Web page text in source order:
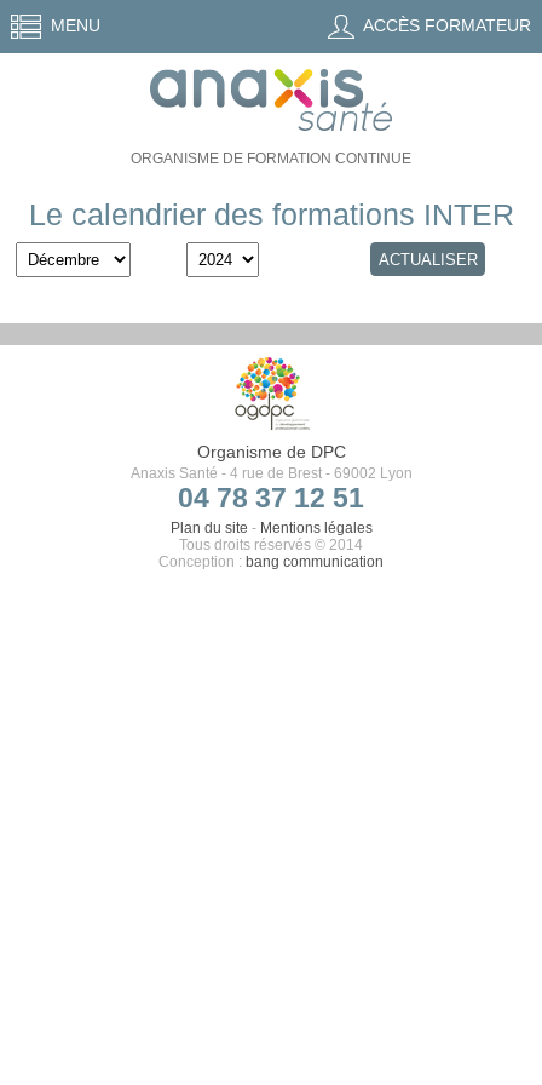
MENU ACCÈS FORMATEUR
ORGANISME DE FORMATION CONTINUE
Le calendrier des formations INTER
Organisme de DPC
Anaxis Santé - 4 rue de Brest - 69002 Lyon
04 78 37 12 51
Plan du site - Mentions légales
Tous droits réservés © 2014
Conception : bang communication